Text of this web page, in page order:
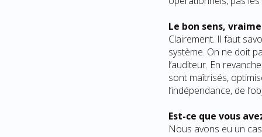
Le bon sens,
Clairement. Il faut
système. On ne doit
l’auditeur. En
sont maîtrisés,
l’indépendance, de
Est-ce que vous
Nous avons eu un